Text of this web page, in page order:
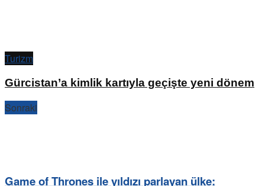
Turizm
Gürcistan’a kimlik kartıyla geçişte yeni dönem
Sonraki
Game of Thrones ile yıldızı parlayan ülke: